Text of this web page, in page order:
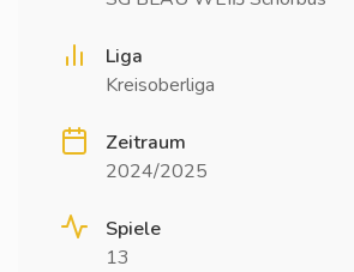
Liga
Kreisoberliga
Zeitraum
2024/2025
Spiele
13